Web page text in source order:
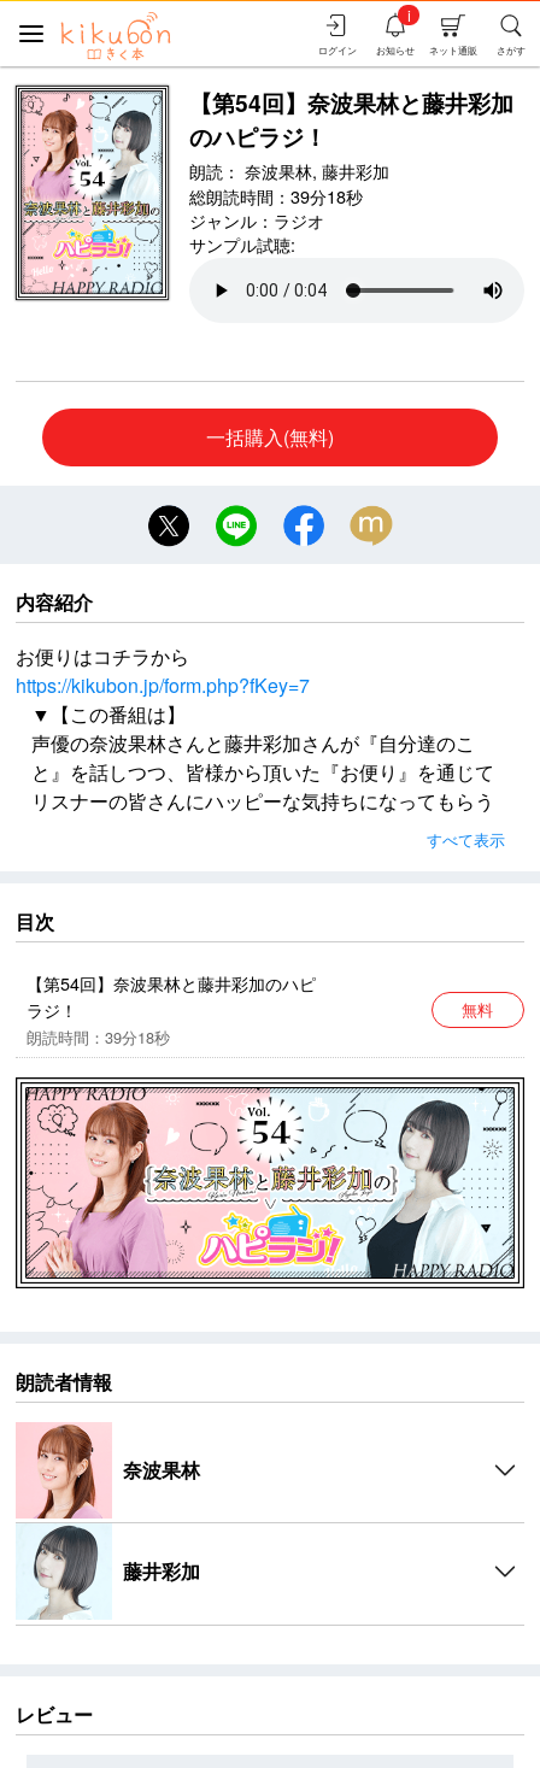
さがす
ネット通販
お知らせ
i
ログイン
【第54回】奈波果林と藤井彩加
のハピラジ！
朗読： 奈波果林, 藤井彩加
総朗読時間：39分18秒
ジャンル： ラジオ
サンプル試聴:
一括購入(無料)
内容紹介
お便りはコチラから
https://kikubon.jp/form.php?fKey=7
▼【この番組は】
声優の奈波果林さんと藤井彩加さんが『自分達のこ
と』を話しつつ、皆様から頂いた『お便り』を通じて
リスナーの皆さんにハッピーな気持ちになってもらう
時々、番組内で『言葉』のチャンバラや殺陣を行うこ
リスナーの皆に元気を出して貰ったり＆逆に励まして
貰ったりもすることもあるかも？
お便りはコチラから
https://kikubon.jp/form.php?fKey=7
楽曲提供：ハサミマン / 後藤まりこ
▼【パーソナリティ】
奈波 果林（Karin Nanami）
誕生日：1月7日
出身地：北海道
方言：北海道弁
血液型：A型
趣味・特技：ミニチュアフィギュア収集、スポーツチ
藤井 彩加（Ayaka Fujii）
誕生日：8月16日
出身地：茨城県
血液型：O型
趣味・特技：ご飯を食べること、楽器（トランペッ
ト、ベース）、殺陣、ダーツ
▼『ハピラジ！』とは
ハピラジ！は2013年から放送している声優＆アイドル
ハピラジ！はペットショップに行く前にペットの里親
すべて表示
目次
【第54回】奈波果林と藤井彩加のハピ
ラジ！
朗読時間：39分18秒
無料
朗読者情報
奈波果林
藤井彩加
レビュー